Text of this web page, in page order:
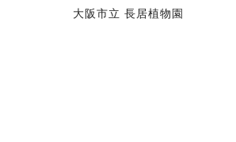
大阪市立 長居植物園